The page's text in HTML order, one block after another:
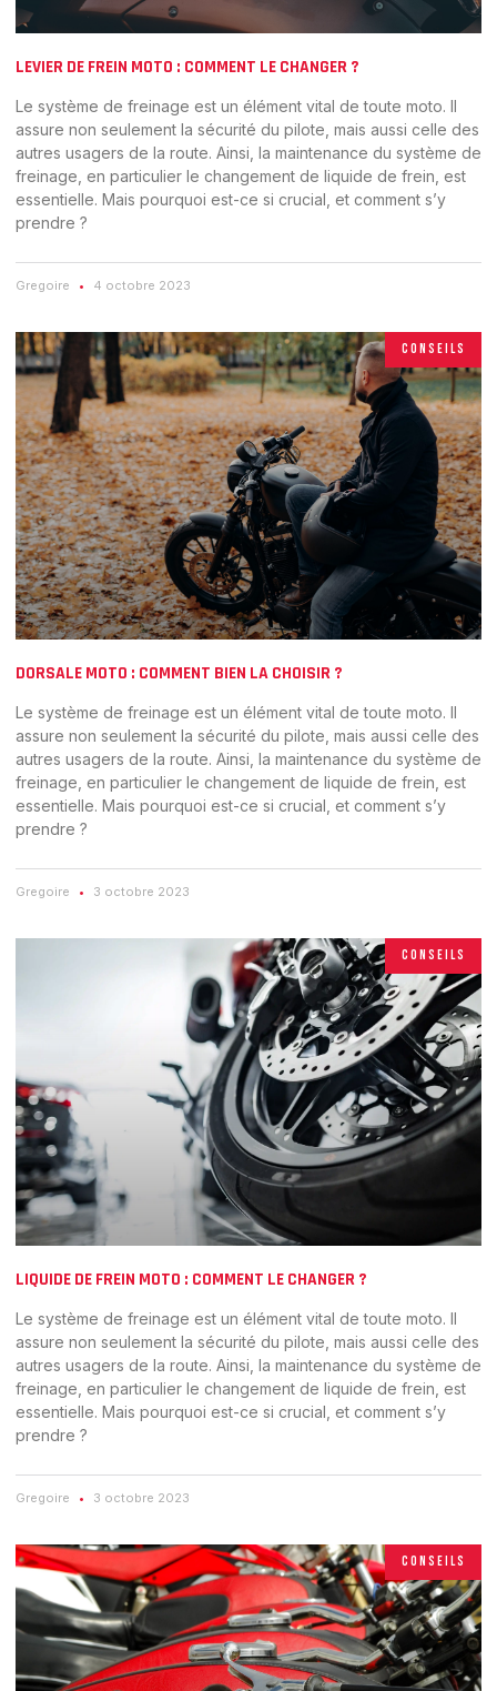
LEVIER DE FREIN MOTO : COMMENT LE CHANGER ?
Le système de freinage est un élément vital de toute moto. Il
assure non seulement la sécurité du pilote, mais aussi celle des
autres usagers de la route. Ainsi, la maintenance du système de
freinage, en particulier le changement de liquide de frein, est
essentielle. Mais pourquoi est-ce si crucial, et comment s’y
prendre ?
Gregoire 4 octobre 2023
CONSEILS
DORSALE MOTO : COMMENT BIEN LA CHOISIR ?
Le système de freinage est un élément vital de toute moto. Il
assure non seulement la sécurité du pilote, mais aussi celle des
autres usagers de la route. Ainsi, la maintenance du système de
freinage, en particulier le changement de liquide de frein, est
essentielle. Mais pourquoi est-ce si crucial, et comment s’y
prendre ?
Gregoire 3 octobre 2023
CONSEILS
LIQUIDE DE FREIN MOTO : COMMENT LE CHANGER ?
Le système de freinage est un élément vital de toute moto. Il
assure non seulement la sécurité du pilote, mais aussi celle des
autres usagers de la route. Ainsi, la maintenance du système de
freinage, en particulier le changement de liquide de frein, est
essentielle. Mais pourquoi est-ce si crucial, et comment s’y
prendre ?
Gregoire 3 octobre 2023
CONSEILS